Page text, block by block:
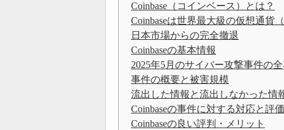
Coinbase（コインベース）とは？
Coinbaseは世界最大級の仮想通貨
日本市場からの完全撤退
Coinbaseの基本情報
2025年5月のサイバー攻撃事件の
事件の概要と被害規模
流出した情報と流出しなかった情
Coinbaseの事件に対する対応と評価
Coinbaseの良い評判・メリット